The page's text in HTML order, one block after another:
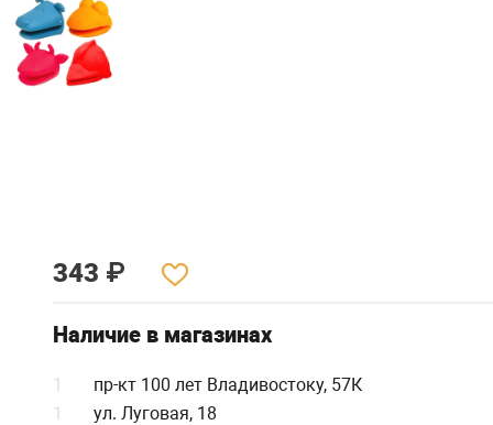
343 ₽
Наличие в магазинах
1
пр-кт 100 лет Владивостоку, 57К
1
ул. Луговая, 18